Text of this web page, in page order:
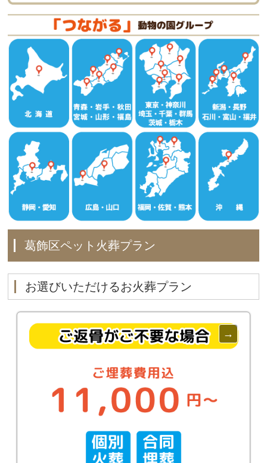
葛飾区ペット火葬プラン
お選びいただけるお火葬プラン